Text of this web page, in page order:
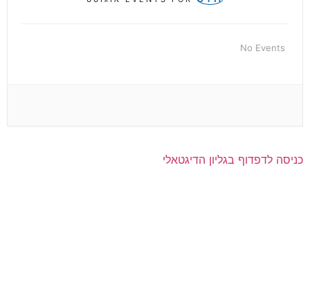
No Events
כניסה לדפדוף בגליון הדיגטאלי